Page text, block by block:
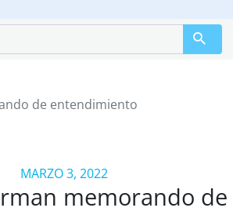
de entendimiento
MARZO 3, 2022
memorando